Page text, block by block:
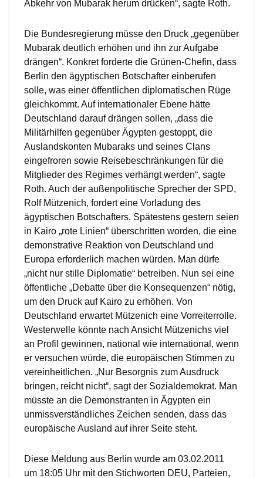
Abkehr von Mubarak herum drücken“, sagte Roth.
Die Bundesregierung müsse den Druck „gegenüber
Mubarak deutlich erhöhen und ihn zur Aufgabe
drängen“. Konkret forderte die Grünen-Chefin, dass
Berlin den ägyptischen Botschafter einberufen
solle, was einer öffentlichen diplomatischen Rüge
gleichkommt. Auf internationaler Ebene hätte
Deutschland darauf drängen sollen, „dass die
Militärhilfen gegenüber Ägypten gestoppt, die
Auslandskonten Mubaraks und seines Clans
eingefroren sowie Reisebeschränkungen für die
Mitglieder des Regimes verhängt werden“, sagte
Roth. Auch der außenpolitische Sprecher der SPD,
Rolf Mützenich, fordert eine Vorladung des
ägyptischen Botschafters. Spätestens gestern seien
in Kairo „rote Linien“ überschritten worden, die eine
demonstrative Reaktion von Deutschland und
Europa erforderlich machen würden. Man dürfe
„nicht nur stille Diplomatie“ betreiben. Nun sei eine
öffentliche „Debatte über die Konsequenzen“ nötig,
um den Druck auf Kairo zu erhöhen. Von
Deutschland erwartet Mützenich eine Vorreiterrolle.
Westerwelle könnte nach Ansicht Mützenichs viel
an Profil gewinnen, national wie international, wenn
er versuchen würde, die europäischen Stimmen zu
vereinheitlichen. „Nur Besorgnis zum Ausdruck
bringen, reicht nicht“, sagt der Sozialdemokrat. Man
müsste an die Demonstranten in Ägypten ein
unmissverständliches Zeichen senden, dass das
europäische Ausland auf ihrer Seite steht.
Diese Meldung aus Berlin wurde am 03.02.2011
um 18:05 Uhr mit den Stichworten DEU, Parteien,